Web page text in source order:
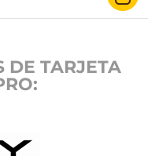
DE TARJETA